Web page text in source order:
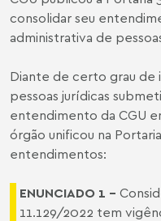
consolidar seu
administrativa de
Diante de certo grau de
pessoas jurídicas
entendimento da CGU
órgão unificou na
entendimentos:
ENUNCIADO 1 –
11.129/2022 tem